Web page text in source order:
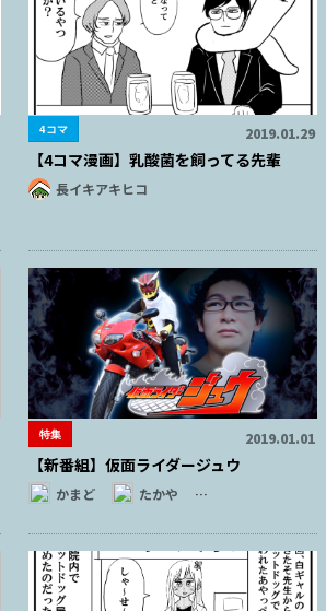
4コマ 2019.01.29
【4コマ漫画】乳酸菌を飼ってる先輩
長イキアキヒコ
特集 2019.01.01
【新番組】仮面ライダージュウ
かまど たかや …